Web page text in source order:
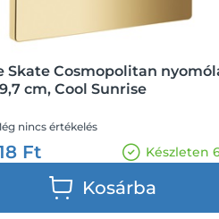
Skate Cosmopolitan
cm, Cool Sunrise
nincs értékelés
Ft Készleten
Kosárba